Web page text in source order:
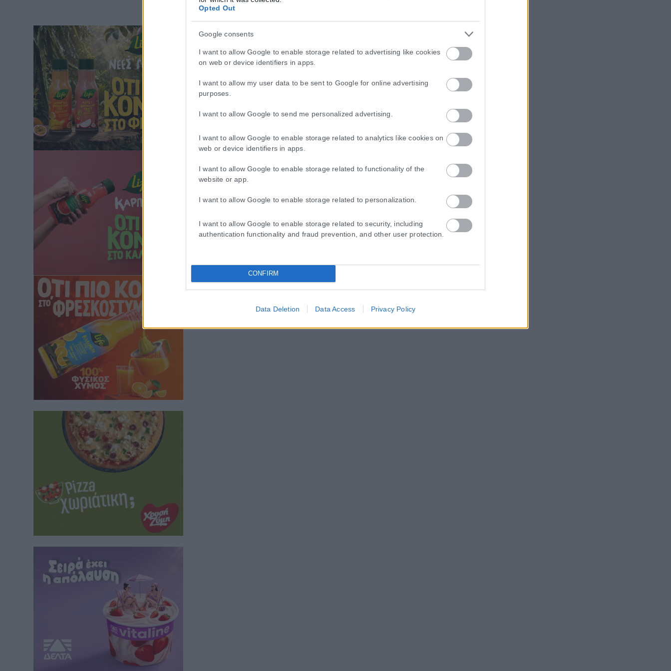
Opted Out
Google consents
I want to allow Google to enable storage related to advertising like cookies
on web or device identifiers in apps.
I want to allow my user data to be sent to Google for online advertising
purposes.
I want to allow Google to send me personalized advertising.
I want to allow Google to enable storage related to analytics like cookies on
web or device identifiers in apps.
I want to allow Google to enable storage related to functionality of the
website or app.
I want to allow Google to enable storage related to personalization.
I want to allow Google to enable storage related to security, including
authentication functionality and fraud prevention, and other user protection.
CONFIRM
Data Deletion Data Access Privacy Policy